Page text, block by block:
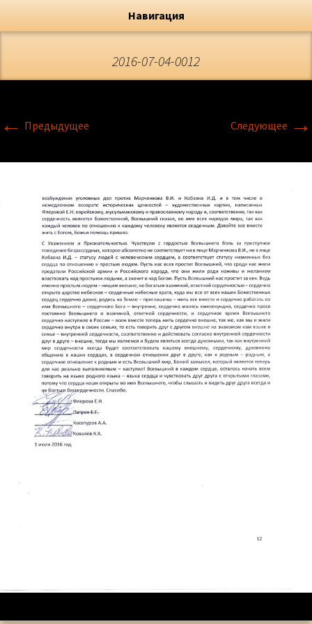
Флёрова Елена Николаевна
Художник, Официальный сайт
Навигация
2016-07-04-0012
← Предыдущее Следующее →